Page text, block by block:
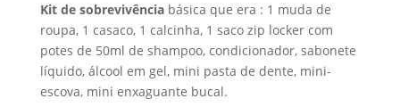
Kit de sobrevivênciabásica que era : 1 muda de
roupa, 1 casaco, 1 calcinha, 1 saco zip locker com
potes de 50ml de shampoo, condicionador, sabonete
líquido, álcool em gel, mini pasta de dente, mini-
escova, mini enxaguante bucal.